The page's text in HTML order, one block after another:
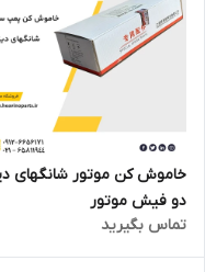
خاموش کن موتور شانگهای
دو فیش موتور
C6121/SC11CB220G
تماس بگیرید